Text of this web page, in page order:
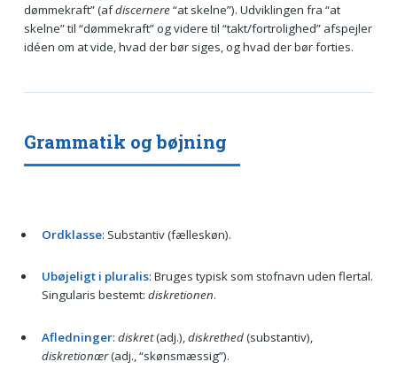
dømmekraft” (afdiscernere“at skelne”). Udviklingen fra “at
skelne” til “dømmekraft” og videre til “takt/fortrolighed” afspejler
idéen om at vide, hvad der bør siges, og hvad der bør forties.
Grammatik og bøjning
Ordklasse: Substantiv (fælleskøn).
Ubøjeligt i pluralis: Bruges typisk som stofnavn uden flertal.
Singularis bestemt: diskretionen.
Afledninger: diskret(adj.),diskrethed(substantiv),
diskretionær(adj., “skønsmæssig”).